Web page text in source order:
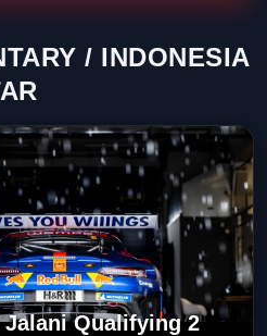
/ INDONESIA
Jalani Qualifying 2